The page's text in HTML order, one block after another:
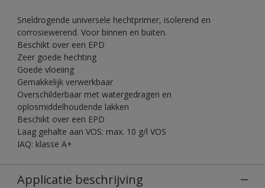
Sneldrogende universele hechtprimer, isolerend en
corrosiewerend. Voor binnen en buiten.
Beschikt over een EPD
Zeer goede hechting
Goede vloeiing
Gemakkelijk verwerkbaar
Overschilderbaar met watergedragen en
oplosmiddelhoudende lakken
Beschikt over een EPD
Laag gehalte aan VOS: max. 10 g/l VOS
IAQ: klasse A+
Applicatie beschrijving